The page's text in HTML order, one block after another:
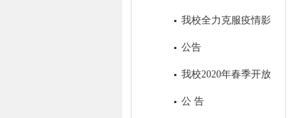
H5制作及在南充主流媒体微信
布项目招标公告
我校全力克服疫情影
响，招生工作取得丰硕成果
公告
我校2020年春季开放
教育招生全面结束
公 告